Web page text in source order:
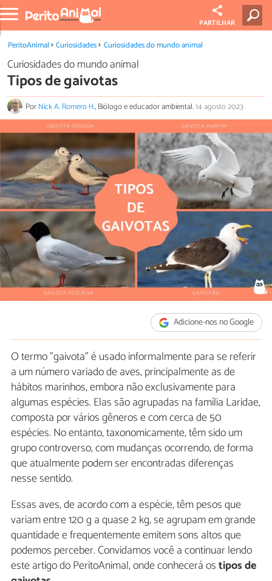
PARTILHAR
PeritoAnimal Curiosidades Curiosidades do mundo animal
Curiosidades do mundo animal
Tipos de gaivotas
PorNick A. Romero H., Biólogo e educador ambiental.14 agosto 2023
Adicione-nos no Google
O termo "gaivota" é usado informalmente para se referir
a um número variado de aves, principalmente as de
hábitos marinhos, embora não exclusivamente para
algumas espécies. Elas são agrupadas na família Laridae,
composta por vários gêneros e com cerca de 50
espécies. No entanto, taxonomicamente, têm sido um
grupo controverso, com mudanças ocorrendo, de forma
que atualmente podem ser encontradas diferenças
nesse sentido.
Essas aves, de acordo com a espécie, têm pesos que
variam entre 120 g a quase 2 kg, se agrupam em grande
quantidade e frequentemente emitem sons altos que
podemos perceber. Convidamos você a continuar lendo
este artigo do PeritoAnimal, onde conhecerá ostipos de